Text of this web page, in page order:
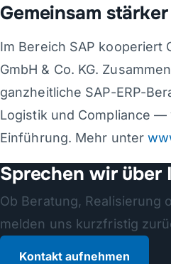
Gemeinsam
Im Bereich SAP kooperiert
GmbH & Co. KG.
ganzheitliche SAP-ERP-
Logistik und Compliance
Einführung. Mehr unter
Sprechen wir über
Ob Beratung, Realisierung
melden uns kurzfristig
Kontakt aufnehmen